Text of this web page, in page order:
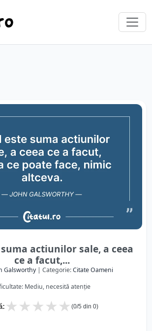
actiunilor sale, a ceea
ce a facut,...
Galsworthy| Categorie:Citate Oameni
Mediu, necesită atenție
★
★
★
★
★ (0/5 din 0)